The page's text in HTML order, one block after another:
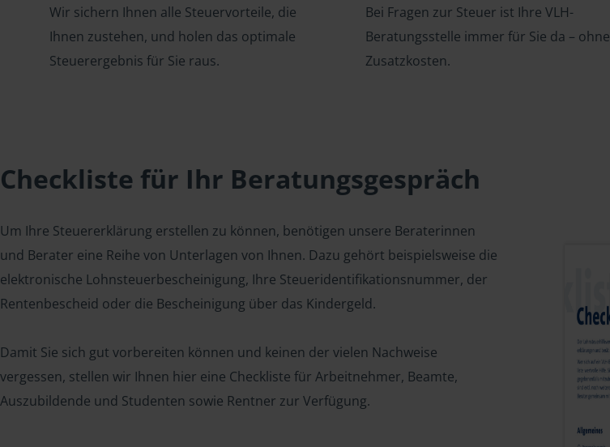
Wir sichern Ihnen alle Steuervorteile, die
Ihnen zustehen, und holen das optimale
Steuerergebnis für Sie raus.
Bei Fragen zur Steuer ist Ihre VLH-
Beratungsstelle immer für Sie da – ohne
Zusatzkosten.
Checkliste für Ihr Beratungsgespräch
Um Ihre Steuererklärung erstellen zu können, benötigen unsere Beraterinnen
und Berater eine Reihe von Unterlagen von Ihnen. Dazu gehört beispielsweise die
elektronische Lohnsteuerbescheinigung, Ihre Steueridentifikationsnummer, der
Rentenbescheid oder die Bescheinigung über das Kindergeld.
Damit Sie sich gut vorbereiten können und keinen der vielen Nachweise
vergessen, stellen wir Ihnen hier eine Checkliste für Arbeitnehmer, Beamte,
Auszubildende und Studenten sowie Rentner zur Verfügung.